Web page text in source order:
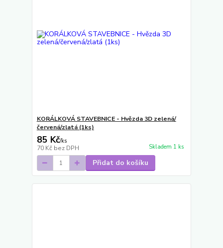
KORÁLKOVÁ STAVEBNICE - Hvězda 3D zelená/
červená/zlatá (1ks)
85 Kč/ks
70 Kč bez DPH Skladem 1 ks
Přidat do košíku